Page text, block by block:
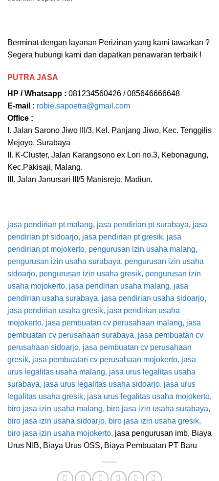
Berminat dengan layanan Perizinan yang kami tawarkan ?
Segera hubungi kami dan dapatkan penawaran terbaik !
PUTRA JASA
HP / Whatsapp : 081234560426 / 085646666648
E-mail : robie.sapoetra@gmail.com
Office :
I. Jalan Sarono Jiwo III/3, Kel. Panjang Jiwo, Kec. Tenggilis
Mejoyo, Surabaya
II. K-Cluster, Jalan Karangsono ex Lori no.3, Kebonagung,
Kec.Pakisaji, Malang.
III. Jalan Janursari III/5 Manisrejo, Madiun.
jasa pendirian pt malang, jasa pendirian pt surabaya, jasa
pendirian pt sidoarjo, jasa pendirian pt gresik, jasa
pendirian pt mojokerto, pengurusan izin usaha malang,
pengurusan izin usaha surabaya, pengurusan izin usaha
sidoarjo, pengurusan izin usaha gresik, pengurusan izin
usaha mojokerto, jasa pendirian usaha malang, jasa
pendirian usaha surabaya, jasa pendirian usaha sidoarjo,
jasa pendirian usaha gresik, jasa pendirian usaha
mojokerto, jasa pembuatan cv perusahaan malang, jasa
pembuatan cv perusahaan surabaya, jasa pembuatan cv
perusahaan sidoarjo, jasa pembuatan cv perusahaan
gresik, jasa pembuatan cv perusahaan mojokerto, jasa
urus legalitas usaha malang, jasa urus legalitas usaha
surabaya, jasa urus legalitas usaha sidoarjo, jasa urus
legalitas usaha gresik, jasa urus legalitas usaha mojokerto,
biro jasa izin usaha malang, biro jasa izin usaha surabaya,
biro jasa izin usaha sidoarjo, biro jasa izin usaha gresik,
biro jasa izin usaha mojokerto, jasa pengurusan imb, Biaya
Urus NIB, Biaya Urus OSS, Biaya Pembuatan PT Baru